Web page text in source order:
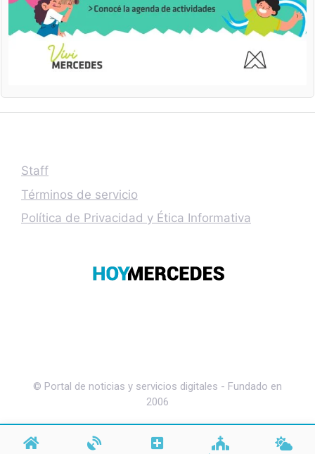
Staff
Términos de servicio
Política de Privacidad y Ética Informativa
© Portal de noticias y servicios digitales - Fundado en
2006